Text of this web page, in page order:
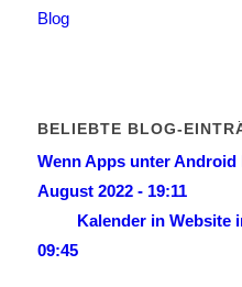
Blog
BELIEBTE BLOG-
Wenn Apps unter
August 2022 - 19:11
Kalender in Website
09:45